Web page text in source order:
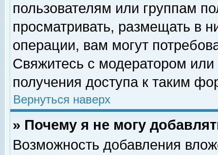
пользователям или группам
просматривать, размещать в
операции, вам могут
Свяжитесь с модератором
получения доступа к таким
Вернуться наверх
» Почему я не могу
Возможность добавления